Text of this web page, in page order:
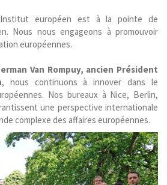
Institut européen est à la pointe de
Nous nous engageons à promouvoir
européennes.
Van Rompuy, ancien Président
, nous continuons à innover dans le
Nos bureaux à Nice, Berlin,
une perspective internationale
complexe des affaires européennes.